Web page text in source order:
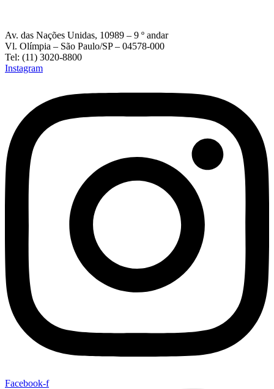
Av. das Nações Unidas, 10989 – 9 º andar
Vl. Olímpia – São Paulo/SP – 04578-000
Tel: (11) 3020-8800
Instagram
Facebook-f